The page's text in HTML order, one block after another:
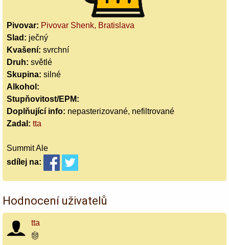
Pivovar: Pivovar Shenk, Bratislava
Slad: ječný
Kvašení: svrchní
Druh: světlé
Skupina: silné
Alkohol:
Stupňovitost/EPM:
Doplňující info: nepasterizované, nefiltrované
Zadal: tta
Summit Ale
sdílej na:
Hodnocení uživatelů
tta